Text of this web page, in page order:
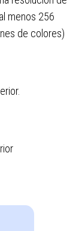
menos 256
de colores)